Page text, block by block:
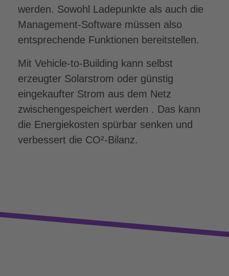
werden. Sowohl Ladepunkte als auch die
Management-Software müssen also
entsprechende Funktionen bereitstellen.
Mit Vehicle-to-Building kann selbst
erzeugter Solarstrom oder günstig
eingekaufter Strom aus dem Netz
zwischengespeichert werden . Das kann
die Energiekosten spürbar senken und
verbessert die CO²-Bilanz.